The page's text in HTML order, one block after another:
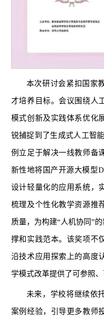
本次研讨会紧扣国家
才培养目标。会议围绕人
模式创新及实践体系优化
锐捕捉到了生成式人工智
例立足于解决一线教师备
新性地将国产开源大模型
设计轻量化的应用系统，
梳理及个性化教学资源推
质量，为构建“人机协同”
撑和实践范本。该奖项不
沿技术应用探索上的高度
学模式改革提供了可参照、
未来，学校将继续依
案例经验，引导更多教师